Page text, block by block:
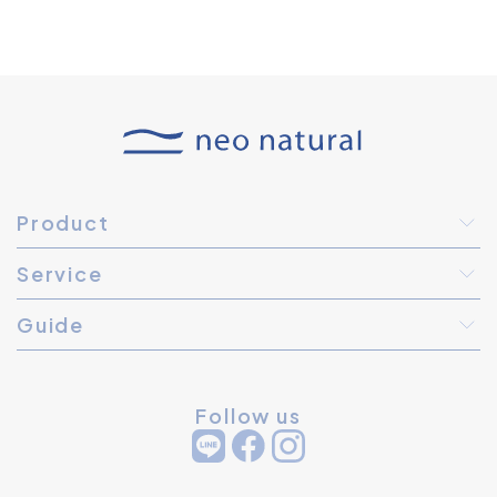
Product
Service
Guide
Follow us